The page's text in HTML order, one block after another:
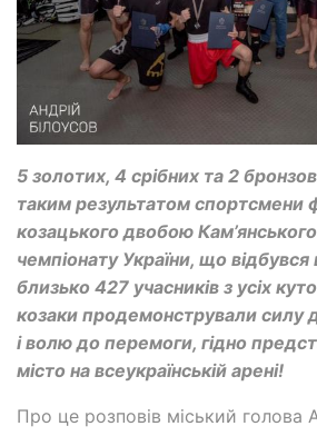
5 золотих, 4 срібних та 2
таким результатом спортсмени
козацького двобою
чемпіонату України, що відбувся
близько 427 учасників з усіх
козаки продемонстрували силу
і волю до перемоги, гідно
місто на всеукраїнській арені!
Про це розповів міський голова